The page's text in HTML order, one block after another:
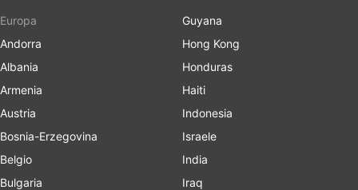
Europa
Andorra
Albania
Armenia
Austria
Bosnia-Erzegovina
Belgio
Bulgaria
Guyana
Hong Kong
Honduras
Haiti
Indonesia
Israele
India
Iraq